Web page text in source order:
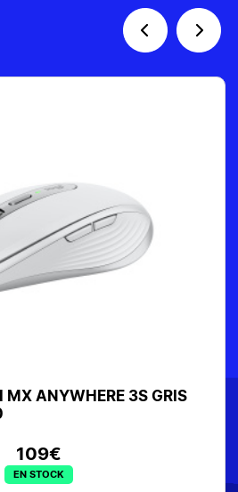
MX ANYWHERE 3S GRIS
109€
EN STOCK